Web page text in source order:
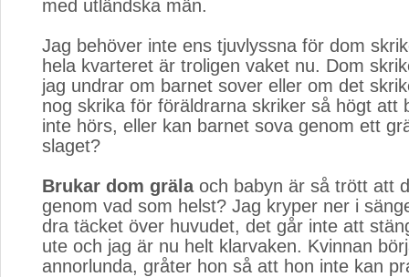
med utländska män.
Jag behöver inte ens tjuvlyssna för dom
hela kvarteret är troligen vaket nu. Dom
jag undrar om barnet sover eller om det
nog skrika för föräldrarna skriker så högt att
inte hörs, eller kan barnet sova genom ett
slaget?
Brukar dom grälaoch babyn är så trött att
genom vad som helst? Jag kryper ner i
dra täcket över huvudet, det går inte att
ute och jag är nu helt klarvaken. Kvinnan
annorlunda, gråter hon så att hon inte kan